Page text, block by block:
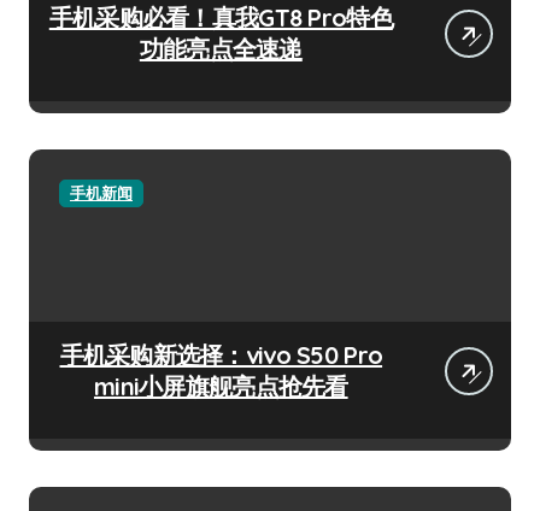
手机采购必看！真我GT8 Pro特色
功能亮点全速递
手机新闻
手机采购新选择：vivo S50 Pro
mini小屏旗舰亮点抢先看